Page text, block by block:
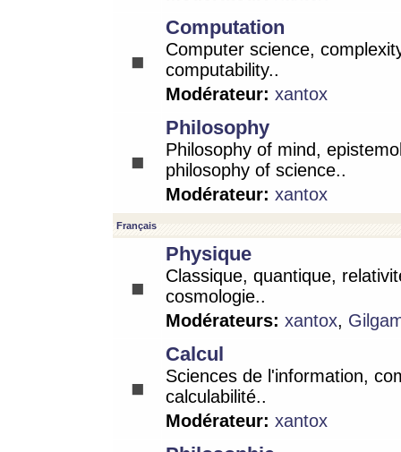
Computation
Computer science,
computability..
Modérateur: xantox
Philosophy
Philosophy of mind,
philosophy of science..
Modérateur: xantox
Français
Physique
Classique, quantique,
cosmologie..
Modérateurs: xantox,
Calcul
Sciences de l'information,
calculabilité..
Modérateur: xantox